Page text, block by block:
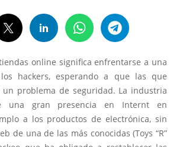
online significa enfrentarse a una
hackers, esperando a que las que
problema de seguridad. La industria
una gran presencia en Internt en
a los productos de electrónica, sin
de una de las más conocidas (Toys “R”